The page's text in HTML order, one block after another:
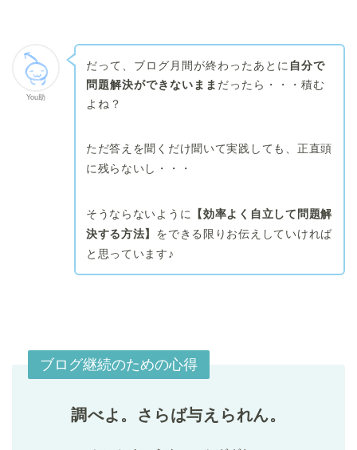
You助
だって、ブログ月間が終わったあとに 自分で
問題解決ができないまま だったら・・・積む
よね？
ただ答えを聞くだけ聞いて実践しても、正直頭
に残らないし・・・
そうならないように
【効率よく自立して問題解
決する方法】 をできる限りお伝えしていければ
と思っています♪
ブログ継続のための心得
調べよ。さらば与えられん。